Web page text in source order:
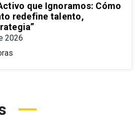
que Ignoramos: Cómo
redefine talento,
2026